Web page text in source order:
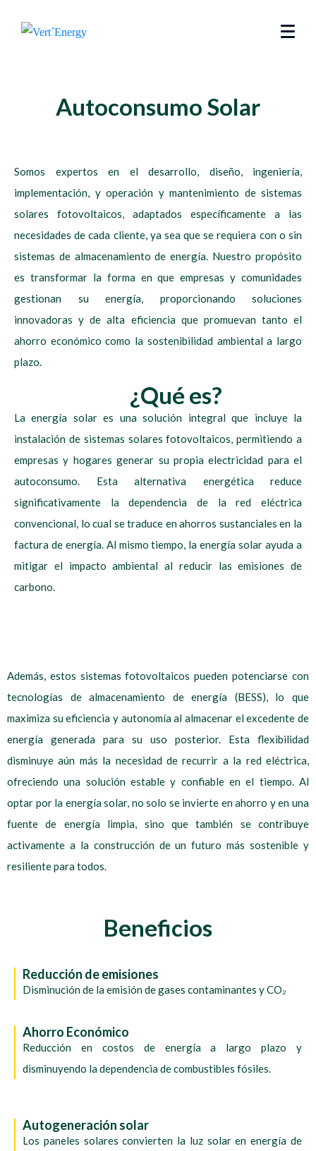
Autoconsumo Solar
Somos expertos en el desarrollo, diseño, ingeniería,
implementación, y operación y mantenimiento de sistemas
solares fotovoltaicos, adaptados específicamente a las
necesidades de cada cliente, ya sea que se requiera con o sin
sistemas de almacenamiento de energía. Nuestro propósito
es transformar la forma en que empresas y comunidades
gestionan su energía, proporcionando soluciones
innovadoras y de alta eficiencia que promuevan tanto el
ahorro económico como la sostenibilidad ambiental a largo
plazo.
¿Qué es?
La energía solar es una solución integral que incluye la
instalación de sistemas solares fotovoltaicos, permitiendo a
empresas y hogares generar su propia electricidad para el
autoconsumo. Esta alternativa energética reduce
significativamente la dependencia de la red eléctrica
convencional, lo cual se traduce en ahorros sustanciales en la
factura de energía. Al mismo tiempo, la energía solar ayuda a
mitigar el impacto ambiental al reducir las emisiones de
carbono.
Además, estos sistemas fotovoltaicos pueden potenciarse con
tecnologías de almacenamiento de energía (BESS), lo que
maximiza su eficiencia y autonomía al almacenar el excedente de
energía generada para su uso posterior. Esta flexibilidad
disminuye aún más la necesidad de recurrir a la red eléctrica,
ofreciendo una solución estable y confiable en el tiempo. Al
optar por la energía solar, no solo se invierte en ahorro y en una
fuente de energía limpia, sino que también se contribuye
activamente a la construcción de un futuro más sostenible y
resiliente para todos.
Beneficios
Reducción de emisiones
Disminución de la emisión de gases contaminantes y CO₂
Ahorro Económico
Reducción en costos de energía a largo plazo y
disminuyendo la dependencia de combustibles fósiles.
Autogeneración solar
Los paneles solares convierten la luz solar en energía de